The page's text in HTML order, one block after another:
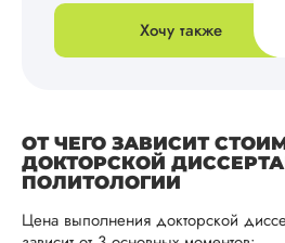
Хочу также
ОТ ЧЕГО ЗАВИСИТ
ДОКТОРСКОЙ
ПОЛИТОЛОГИИ
Цена выполнения докторской